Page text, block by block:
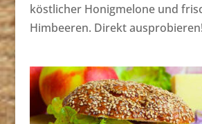
köstlicher Honigmelone und
Himbeeren. Direkt ausprobieren!